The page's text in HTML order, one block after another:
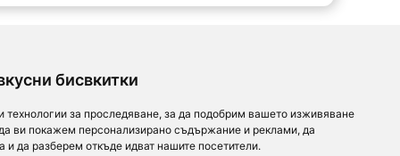
бисвкитки
технологии за проследяване, за да подобрим вашето изживяване
ви покажем персонализирано съдържание и реклами, да
и да разберем откъде идват нашите посетители.